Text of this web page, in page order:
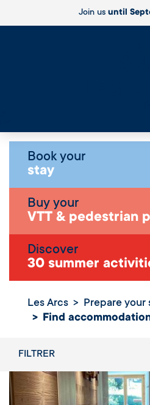
Join us until
Book your
stay
Buy your
VTT & pedestrian
Discover
30 summer
Les Arcs
Prepare your
Find
FILTRER